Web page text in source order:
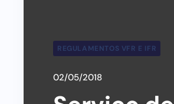
REGULAMENTOS VFR E IFR
02/05/2018